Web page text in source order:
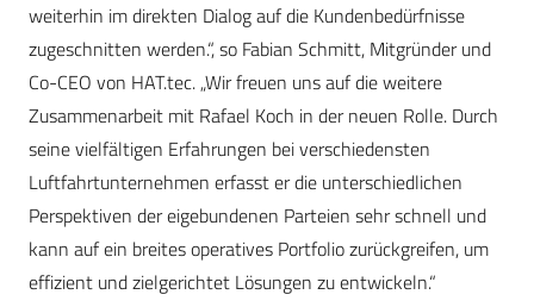
weiterhin im direkten Dialog auf die Kundenbedürfnisse
zugeschnitten werden.“, so Fabian Schmitt, Mitgründer und
Co-CEO von HAT.tec. „Wir freuen uns auf die weitere
Zusammenarbeit mit Rafael Koch in der neuen Rolle. Durch
seine vielfältigen Erfahrungen bei verschiedensten
Luftfahrtunternehmen erfasst er die unterschiedlichen
Perspektiven der eigebundenen Parteien sehr schnell und
kann auf ein breites operatives Portfolio zurückgreifen, um
effizient und zielgerichtet Lösungen zu entwickeln.“